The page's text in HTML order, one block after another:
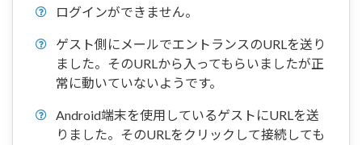
ログインができません。
ゲスト側にメールでエントランスのURLを送り
ました。そのURLから入ってもらいましたが正
常に動いていないようです。
Android端末を使用しているゲストにURLを送
りました。そのURLをクリックして接続しても